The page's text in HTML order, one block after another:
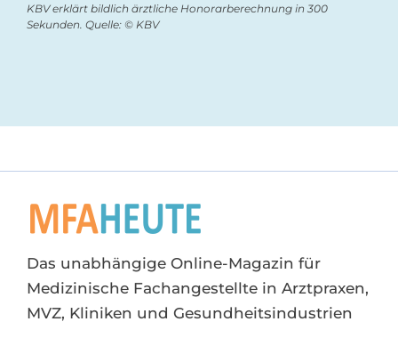
KBV erklärt bildlich ärztliche Honorarberechnung in 300
Sekunden. Quelle: © KBV
Das unabhängige Online-Magazin für
Medizinische Fachangestellte in Arztpraxen,
MVZ, Kliniken und Gesundheitsindustrien